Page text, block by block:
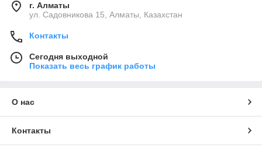
г. Алматы
ул. Садовникова 15, Алматы, Казахстан
Контакты
Сегодня выходной
Показать весь график работы
О нас
Контакты